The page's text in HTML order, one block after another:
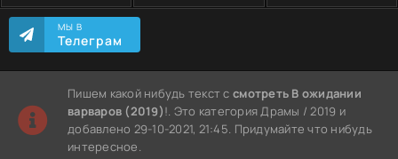
МЫ В
Телеграм
Пишем какой нибудь текст ссмотреть В ожидании
варваров (2019)!. Это категория Драмы / 2019 и
добавлено 29-10-2021, 21:45. Придумайте что нибудь
интересное.